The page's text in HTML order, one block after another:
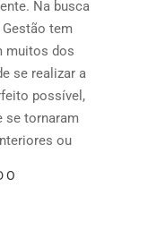
Na busca
tem
muitos dos
se realizar a
possível,
se tornaram
ou